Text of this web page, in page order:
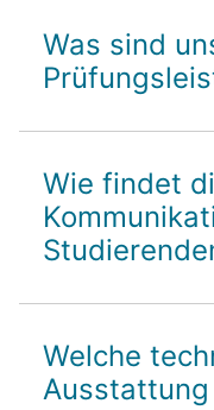
Was sind
Wie findet
Welche